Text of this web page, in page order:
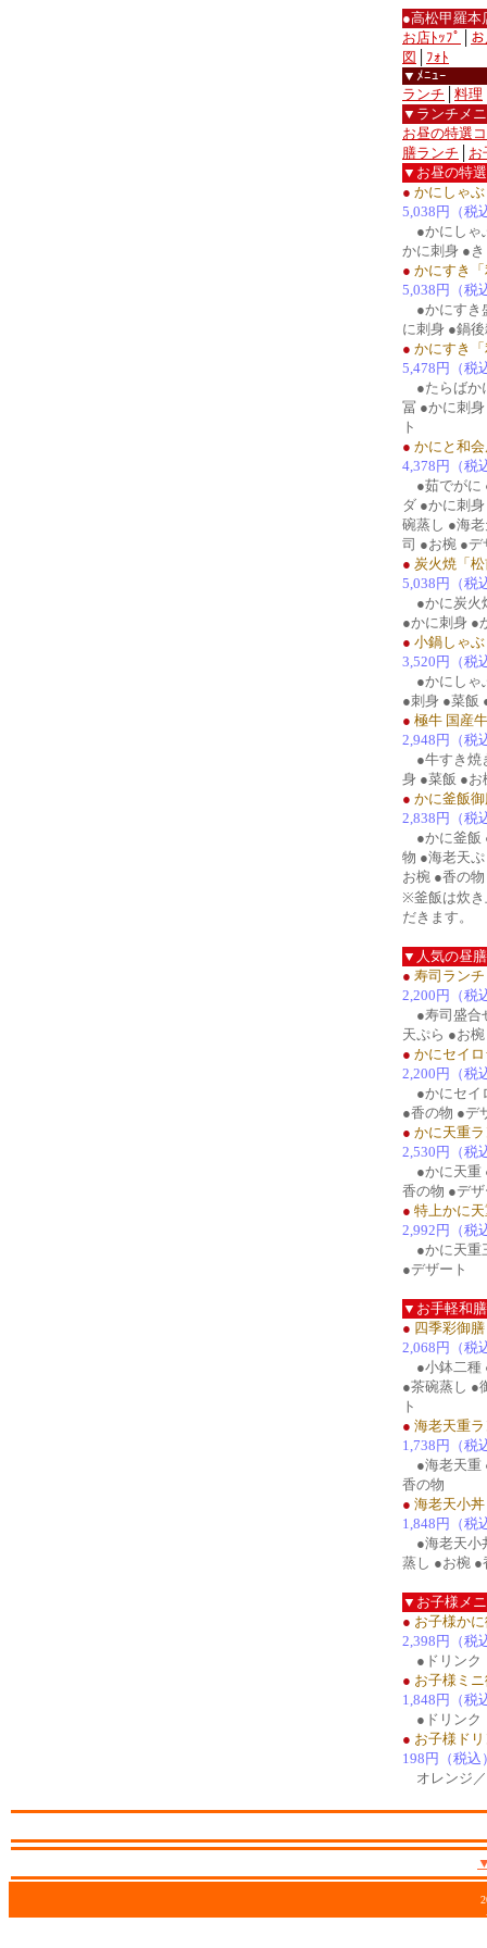
●高松甲羅本
お店ﾄｯﾌﾟ
図
ﾌｫﾄ
▼ﾒﾆｭｰ
ランチ
料理
▼ランチメ
お昼の特選
膳ランチ
お
▼お昼の特
● かにしゃ
5,038円（税
●かにしゃ
かに刺身 ●
● かにすき
5,038円（税
●かにすき
に刺身 ●鍋
● かにすき
5,478円（税
●たらばか
冨 ●かに刺
ト
● かにと和
4,378円（税
●茹でがに
ダ ●かに刺
碗蒸し ●海
司 ●お椀 ●デ
● 炭火焼「
5,038円（税
●かに炭火
●かに刺身 ●
● 小鍋しゃ
3,520円（税
●かにしゃ
●刺身 ●菜飯
● 極牛 国産
2,948円（税
●牛すき焼
身 ●菜飯 ●お
● かに釜飯
2,838円（税
●かに釜飯
物 ●海老天
お椀 ●香の
※釜飯は炊き
だきます。
▼人気の昼膳
● 寿司ランチ
2,200円（税
●寿司盛合
天ぷら ●お
● かにセイ
2,200円（税
●かにセイ
●香の物 ●デ
● かに天重
2,530円（税
●かに天重
香の物 ●デ
● 特上かに
2,992円（税
●かに天重
●デザート
▼お手軽和
● 四季彩御膳
2,068円（税
●小鉢二種
●茶碗蒸し ●
ト
● 海老天重
1,738円（税
●海老天重
香の物
● 海老天小
1,848円（税
●海老天小
蒸し ●お椀 ●
▼お子様メ
● お子様か
2,398円（税
●ドリンク
● お子様ミ
1,848円（税
●ドリンク
● お子様ド
198円（税込
オレンジ